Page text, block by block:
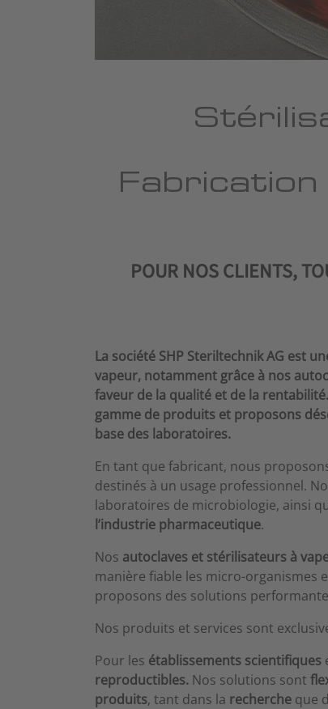
POUR NOS CLIENTS,
La société SHP Steriltechnik AG est
vapeur, notamment grâce à nos
faveur de la qualité et de la
gamme de produits et proposons
base des laboratoires.
En tant que fabricant, nous
destinés à un usage professionnel.
laboratoires de microbiologie, ainsi
l’industrie pharmaceutique.
Nos autoclaves et stérilisateurs à
manière fiable les micro-organismes
proposons des solutions
Nos produits et services sont
Pour les établissements scientifiques
reproductibles. Nos solutions sont
produits, tant dans la recherche que